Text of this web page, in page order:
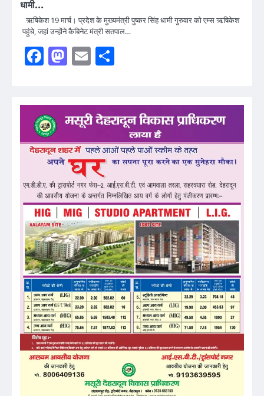
धामी…
ऋषिकेश 19 मार्च। प्रदेश के मुख्यमंत्री पुष्कर सिंह धामी गुरुवार को एम्स ऋषिकेश
पहुंचे, जहां उन्होंने कैबिनेट मंत्री सतपाल…
Facebook
Mastodon
Email